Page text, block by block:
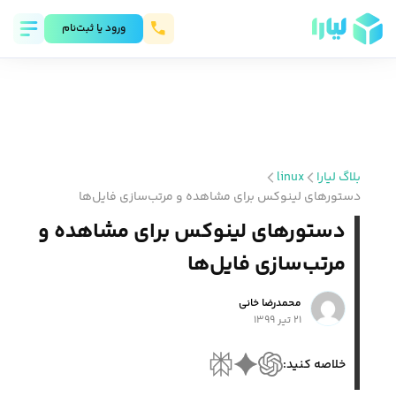
ورود يا ثبت‌نام
بلاگ لیارا
linux
دستور‌های لینوکس برای مشاهده و مرتب‌سازی فایل‌ها
دستور‌های لینوکس برای مشاهده و
مرتب‌سازی فایل‌ها
محمد‌رضا خانی
۲۱ تیر ۱۳۹۹
خلاصه کنید: